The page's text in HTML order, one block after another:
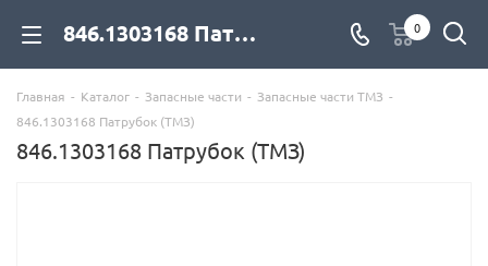
846.1303168 Патрубок (ТМЗ) для дизельных двигателей купить со склада с доставкой по цене официального дилера - компания Дизель Экспорт 0
Главная - Каталог - Запасные части - Запасные части ТМЗ -
846.1303168 Патрубок (ТМЗ)
846.1303168 Патрубок (ТМЗ)